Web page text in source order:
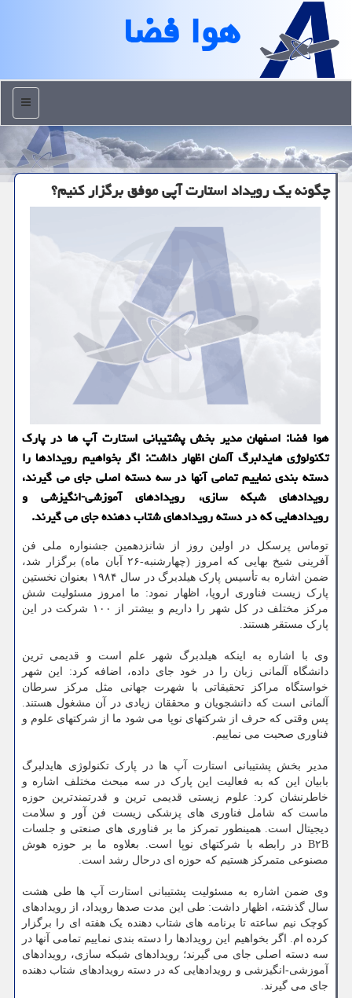
هوا فضا
منو
چگونه یک رویداد استارت آپی موفق برگزار کنیم؟
هوا فضا: اصفهان مدیر بخش پشتیبانی استارت آپ ها در پارک
تکنولوژی هایدلبرگ آلمان اظهار داشت: اگر بخواهیم رویدادها را
دسته بندی نماییم تمامی آنها در سه دسته اصلی جای می گیرند،
رویدادهای شبکه سازی، رویدادهای آموزشی-انگیزشی و
رویدادهایی که در دسته رویدادهای شتاب دهنده جای می گیرند.
توماس پرسکل در اولین روز از شانزدهمین جشنواره ملی فن
آفرینی شیخ بهایی که امروز (چهارشنبه-۲۶ آبان ماه) برگزار شد،
ضمن اشاره به تأسیس پارک هیلدبرگ در سال ۱۹۸۴ بعنوان نخستین
پارک زیست فناوری اروپا، اظهار نمود: ما امروز مسئولیت شش
مرکز مختلف در کل شهر را داریم و بیشتر از ۱۰۰ شرکت در این
پارک مستقر هستند.
وی با اشاره به اینکه هیلدبرگ شهر علم است و قدیمی ترین
دانشگاه آلمانی زبان را در خود جای داده، اضافه کرد: این شهر
خواستگاه مراکز تحقیقاتی با شهرت جهانی مثل مرکز سرطان
آلمانی است که دانشجویان و محققان زیادی در آن مشغول هستند.
پس وقتی که حرف از شرکتهای نوپا می شود ما از شرکتهای علوم و
فناوری صحبت می نماییم.
مدیر بخش پشتیبانی استارت آپ ها در پارک تکنولوژی هایدلبرگ
بابیان این که به فعالیت این پارک در سه مبحث مختلف اشاره و
خاطرنشان کرد: علوم زیستی قدیمی ترین و قدرتمندترین حوزه
ماست که شامل فناوری های پزشکی زیست فن آور و سلامت
دیجیتال است. همینطور تمرکز ما بر فناوری های صنعتی و جلسات
B۲B در رابطه با شرکتهای نوپا است. بعلاوه ما بر حوزه هوش
مصنوعی متمرکز هستیم که حوزه ای درحال رشد است.
وی ضمن اشاره به مسئولیت پشتیبانی استارت آپ ها طی هشت
سال گذشته، اظهار داشت: طی این مدت صدها رویداد، از رویدادهای
کوچک نیم ساعته تا برنامه های شتاب دهنده یک هفته ای را برگزار
کرده ام. اگر بخواهیم این رویدادها را دسته بندی نماییم تمامی آنها در
سه دسته اصلی جای می گیرند؛ رویدادهای شبکه سازی، رویدادهای
آموزشی-انگیزشی و رویدادهایی که در دسته رویدادهای شتاب دهنده
جای می گیرند.